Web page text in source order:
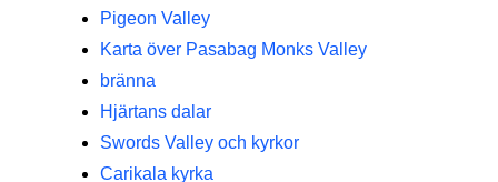
Pigeon Valley
Karta över Pasabag Monks Valley
bränna
Hjärtans dalar
Swords Valley och kyrkor
Carikala kyrka